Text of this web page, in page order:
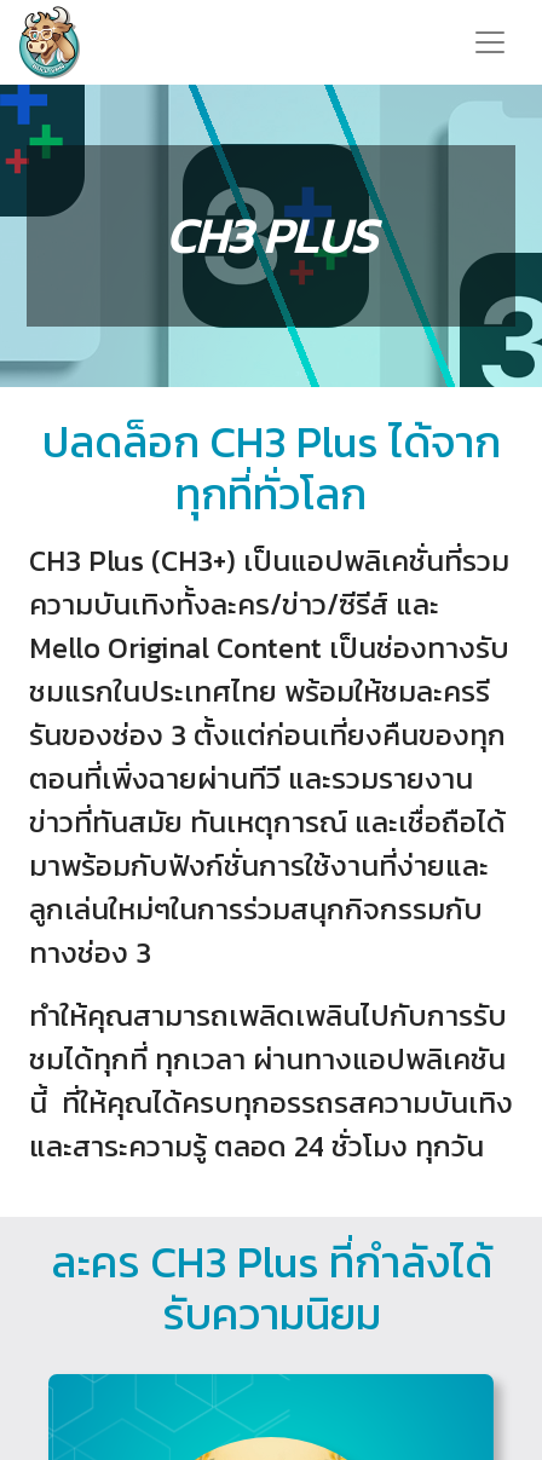
CH3 PLUS
ปลดล็อก CH3 Plus ได้จาก
ทุกที่ทั่วโลก
CH3 Plus (CH3+) เป็นแอปพลิเคชั่นที่รวม
ความบันเทิงทั้งละคร/ข่าว/ซีรีส์ และ
Mello Original Content เป็นช่องทางรับ
ชมแรกในประเทศไทย พร้อมให้ชมละครรี
รันของช่อง 3 ตั้งแต่ก่อนเที่ยงคืนของทุก
ตอนที่เพิ่งฉายผ่านทีวี และรวมรายงาน
ข่าวที่ทันสมัย ทันเหตุการณ์ และเชื่อถือได้
มาพร้อมกับฟังก์ชั่นการใช้งานที่ง่ายและ
ลูกเล่นใหม่ๆในการร่วมสนุกกิจกรรมกับ
ทางช่อง 3
ทำให้คุณสามารถเพลิดเพลินไปกับการรับ
ชมได้ทุกที่ ทุกเวลา ผ่านทางแอปพลิเคชัน
นี้ ที่ให้คุณได้ครบทุกอรรถรสความบันเทิง
และสาระความรู้ ตลอด 24 ชั่วโมง ทุกวัน
ละคร CH3 Plus ที่กำลังได้
รับความนิยม